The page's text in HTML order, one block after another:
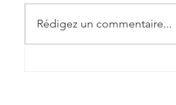
Rédigez un commentaire...